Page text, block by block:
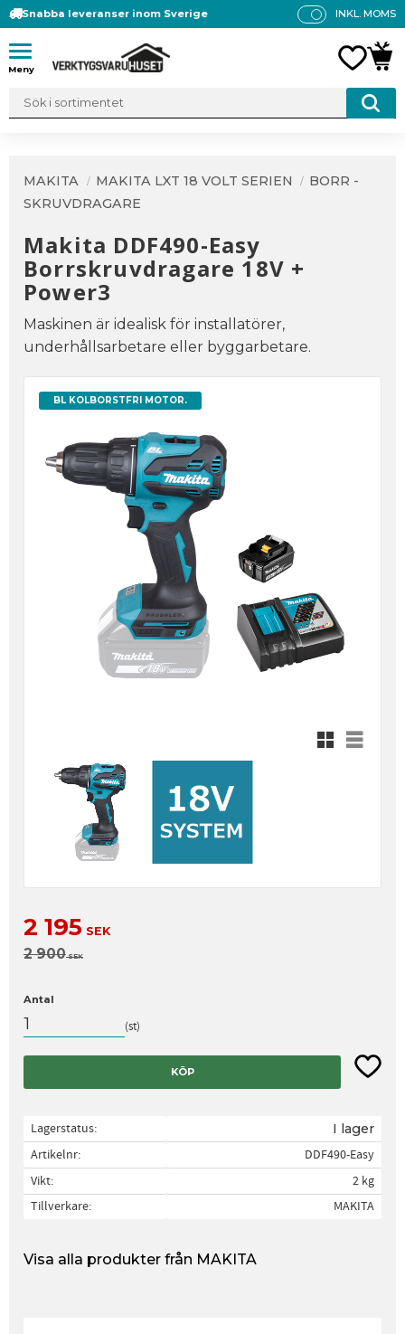
Meny
Snabba leveranser inom Sverige
P
A
INKL. MOMS
MAKITA MAKITA LXT 18 VOLT SERIEN
BORR -
SKRUVDRAGARE
Makita DDF490-Easy
Borrskruvdragare 18V +
Power3
Maskinen är idealisk för installatörer,
underhållsarbetare eller byggarbetare.
BL KOLBORSTFRI MOTOR.
Rutnätsvy
Listvy
Nedsatt pris:
2 195 SEK
Ordinarie pris:
2 900SEK
Antal
st
KÖP Lägg
Lagerstatus I lager
Artikelnr
DDF490-Easy
Vikt
2 kg
Tillverkare
MAKITA
Visa alla produkter från MAKITA